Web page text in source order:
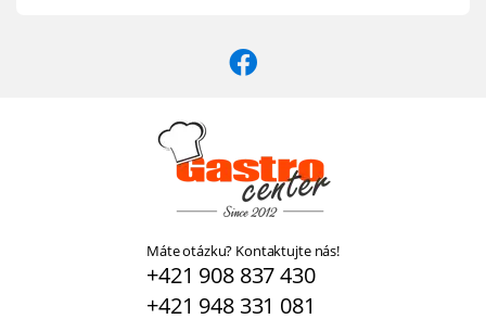
Máte otázku? Kontaktujte nás!
+421 908 837 430
+421 948 331 081